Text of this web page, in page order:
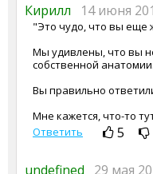
Кирилл 14 июня
"Это чудо, что вы еще
Мы удивлены, что вы
собственной анатомии.
Вы правильно
Мне кажется, что-то
Ответить
5
undefined 29 мая